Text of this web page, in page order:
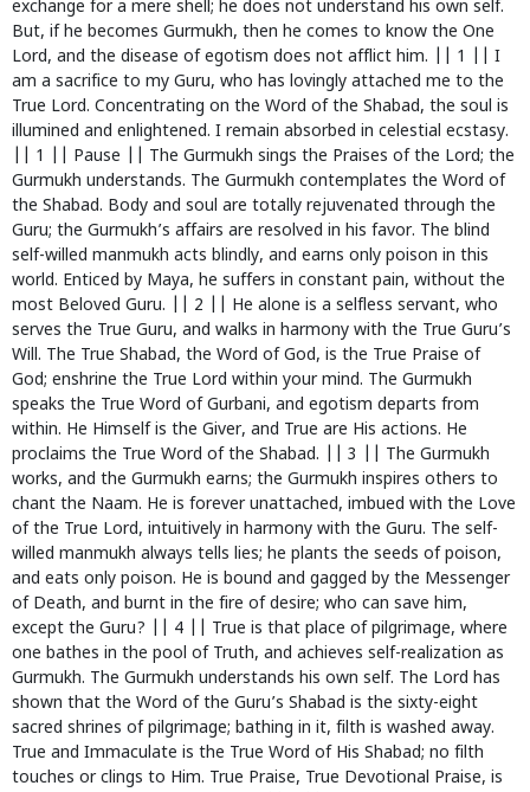
exchange for a mere shell; he does not understand his own self.
But, if he becomes Gurmukh, then he comes to know the One
Lord, and the disease of egotism does not afflict him. || 1 || I
am a sacrifice to my Guru, who has lovingly attached me to the
True Lord. Concentrating on the Word of the Shabad, the soul is
illumined and enlightened. I remain absorbed in celestial ecstasy.
|| 1 || Pause || The Gurmukh sings the Praises of the Lord; the
Gurmukh understands. The Gurmukh contemplates the Word of
the Shabad. Body and soul are totally rejuvenated through the
Guru; the Gurmukh’s affairs are resolved in his favor. The blind
self-willed manmukh acts blindly, and earns only poison in this
world. Enticed by Maya, he suffers in constant pain, without the
most Beloved Guru. || 2 || He alone is a selfless servant, who
serves the True Guru, and walks in harmony with the True Guru’s
Will. The True Shabad, the Word of God, is the True Praise of
God; enshrine the True Lord within your mind. The Gurmukh
speaks the True Word of Gurbani, and egotism departs from
within. He Himself is the Giver, and True are His actions. He
proclaims the True Word of the Shabad. || 3 || The Gurmukh
works, and the Gurmukh earns; the Gurmukh inspires others to
chant the Naam. He is forever unattached, imbued with the Love
of the True Lord, intuitively in harmony with the Guru. The self-
willed manmukh always tells lies; he plants the seeds of poison,
and eats only poison. He is bound and gagged by the Messenger
of Death, and burnt in the fire of desire; who can save him,
except the Guru? || 4 || True is that place of pilgrimage, where
one bathes in the pool of Truth, and achieves self-realization as
Gurmukh. The Gurmukh understands his own self. The Lord has
shown that the Word of the Guru’s Shabad is the sixty-eight
sacred shrines of pilgrimage; bathing in it, filth is washed away.
True and Immaculate is the True Word of His Shabad; no filth
touches or clings to Him. True Praise, True Devotional Praise, is